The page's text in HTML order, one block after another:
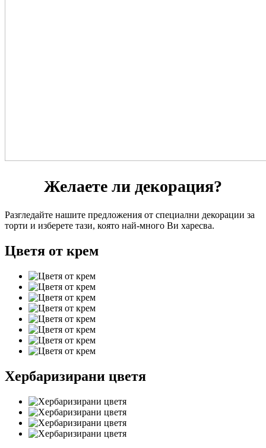
Желаете ли декорация?
Разгледайте нашите предложения от специални декорации за
торти и изберете тази, която най-много Ви харесва.
Цветя от крем
Хербаризирани цветя